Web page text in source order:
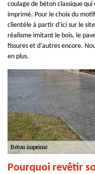
coulage de béton classique
imprimé. Pour le choix du
clientèle à partir d’ici sur le
réalisme imitant le bois, le
fissures et d’autres encore.
en plus.
Pourquoi revêtir